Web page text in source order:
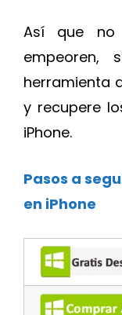
Así que
empeoren,
herramienta
y recupere
iPhone.
Pasos a
en iPhone